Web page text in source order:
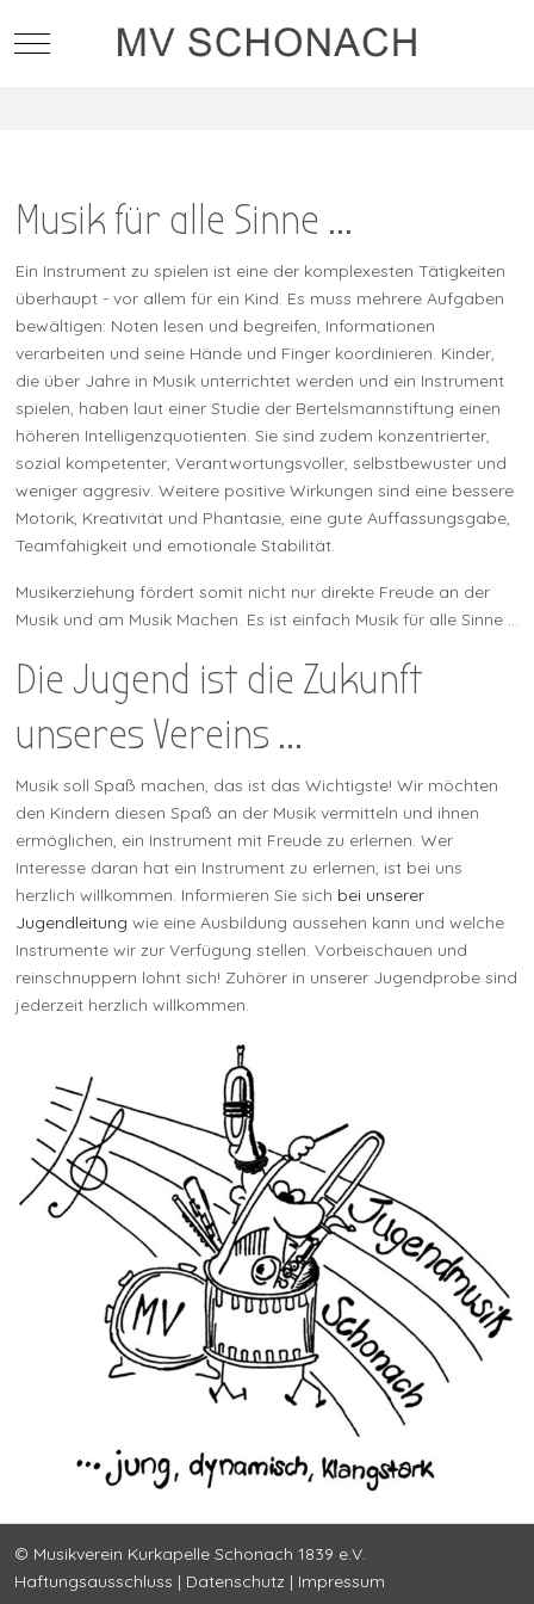
Mobile Menu Toggle
Musik für alle Sinne ...
Ein Instrument zu spielen ist eine der komplexesten Tätigkeiten
überhaupt - vor allem für ein Kind. Es muss mehrere Aufgaben
bewältigen: Noten lesen und begreifen, Informationen
verarbeiten und seine Hände und Finger koordinieren. Kinder,
die über Jahre in Musik unterrichtet werden und ein Instrument
spielen, haben laut einer Studie der Bertelsmannstiftung einen
höheren Intelligenzquotienten. Sie sind zudem konzentrierter,
sozial kompetenter, Verantwortungsvoller, selbstbewuster und
weniger aggresiv. Weitere positive Wirkungen sind eine bessere
Motorik, Kreativität und Phantasie, eine gute Auffassungsgabe,
Teamfähigkeit und emotionale Stabilität.
Musikerziehung fördert somit nicht nur direkte Freude an der
Musik und am Musik Machen. Es ist einfach Musik für alle Sinne ...
Die Jugend ist die Zukunft
unseres Vereins ...
Musik soll Spaß machen, das ist das Wichtigste! Wir möchten
den Kindern diesen Spaß an der Musik vermitteln und ihnen
ermöglichen, ein Instrument mit Freude zu erlernen. Wer
Interesse daran hat ein Instrument zu erlernen, ist bei uns
herzlich willkommen. Informieren Sie sich bei unserer
Jugendleitung wie eine Ausbildung aussehen kann und welche
Instrumente wir zur Verfügung stellen. Vorbeischauen und
reinschnuppern lohnt sich! Zuhörer in unserer Jugendprobe sind
jederzeit herzlich willkommen.
© Musikverein Kurkapelle Schonach 1839 e.V.
Haftungsausschluss | Datenschutz | Impressum